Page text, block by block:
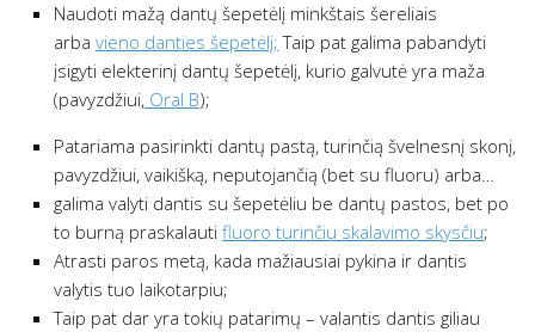
Naudoti mažą dantų šepetėlį minkštais šereliais
arba vieno danties šepetėlį; Taip pat galima pabandyti
įsigyti elekterinį dantų šepetėlį, kurio galvutė yra maža
(pavyzdžiui, Oral B);
Patariama pasirinkti dantų pastą, turinčią švelnesnį skonį,
pavyzdžiui, vaikišką, neputojančią (bet su fluoru) arba…
galima valyti dantis su šepetėliu be dantų pastos, bet po
to burną praskalauti fluoro turinčiu skalavimo skysčiu;
Atrasti paros metą, kada mažiausiai pykina ir dantis
valytis tuo laikotarpiu;
Taip pat dar yra tokių patarimų – valantis dantis giliau